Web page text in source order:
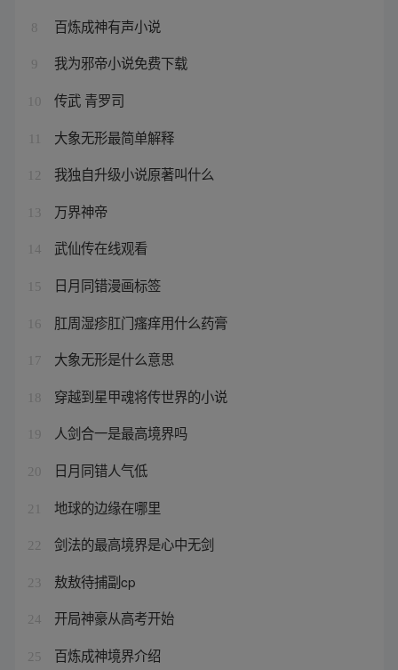
8 百炼成神有声小说
9 我为邪帝小说免费下载
10 传武 青罗司
大象无形最简单解释
12 我独自升级小说原著叫什么
13 万界神帝
14 武仙传在线观看
15 日月同错漫画标签
16 肛周湿疹肛门瘙痒用什么药膏
17 大象无形是什么意思
18 穿越到星甲魂将传世界的小说
19 人剑合一是最高境界吗
20 日月同错人气低
21 地球的边缘在哪里
22 剑法的最高境界是心中无剑
23 敖敖待捕副cp
24 开局神豪从高考开始
25 百炼成神境界介绍